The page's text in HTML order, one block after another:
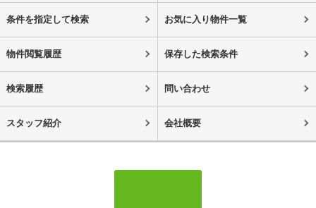
条件を指定して検索 お気に入り物件一覧
物件閲覧履歴 保存した検索条件
検索履歴 問い合わせ
スタッフ紹介 会社概要